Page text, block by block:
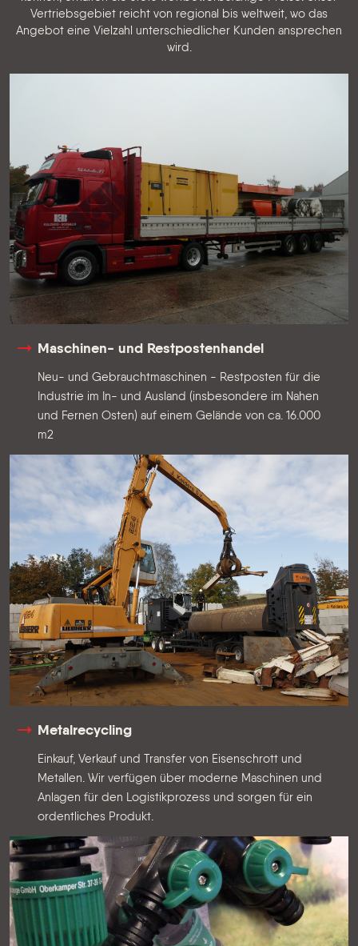
Vertriebsgebiet reicht von regional bis weltweit, wo das
Angebot eine Vielzahl unterschiedlicher Kunden ansprechen
wird.
Maschinen- und Restpostenhandel
Neu- und Gebrauchtmaschinen - Restposten für die
Industrie im In- und Ausland (insbesondere im Nahen
und Fernen Osten) auf einem Gelände von ca. 16.000
m2
Metalrecycling
Einkauf, Verkauf und Transfer von Eisenschrott und
Metallen. Wir verfügen über moderne Maschinen und
Anlagen für den Logistikprozess und sorgen für ein
ordentliches Produkt.